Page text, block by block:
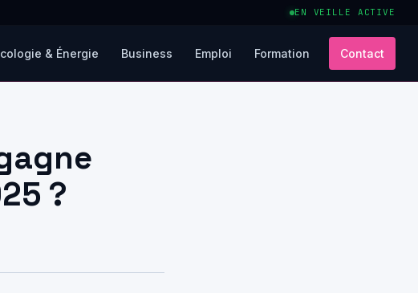
EN VEILLE ACTIVE
& Énergie Business Emploi Formation Contact
?